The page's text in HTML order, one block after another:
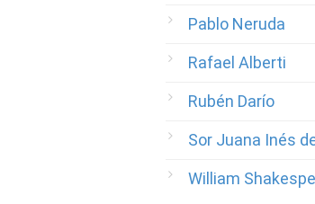
Pablo Neruda
Rafael Alberti
Rubén Darío
Sor Juana Inés
William